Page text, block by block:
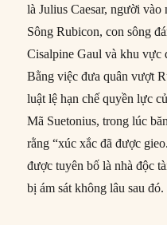
là Julius Caesar, người
Sông Rubicon, con sông
Cisalpine Gaul và khu vực
Bằng việc đưa quân vượt
luật lệ hạn chế quyền lực
Mã Suetonius, trong lúc
rằng “xúc xắc đã được
được tuyên bố là nhà độc
bị ám sát không lâu sau đó.